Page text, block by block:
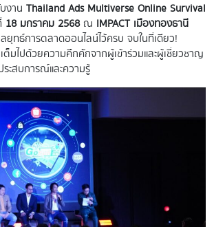
งาน Thailand Ads Multiverse Online Survival
18 มกราคม 2568ณ IMPACT เมืองทองธานี
ยุทธ์การตลาดออนไลน์ไว้ครบ จบในที่เดียว!
ต็มไปด้วยความคึกคักจากผู้เข้าร่วมและผู้เชี่ยวชาญ
ระสบการณ์และความรู้